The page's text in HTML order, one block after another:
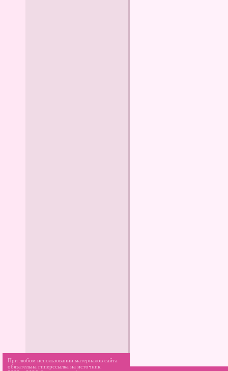
При любом использовании материалов сайта
обязательна гиперссылка на источник.